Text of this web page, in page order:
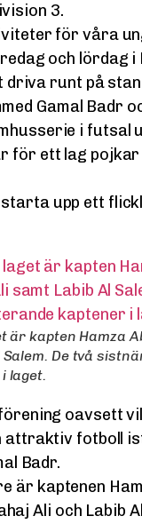
3.
för våra
och lördag i
runt på
Gamal Badr
i
för ett lag pojkar
upp ett
är kapten Hamza
De två
laget.
oavsett
attraktiv fotboll
Badr.
är kaptenen
Ali och Labib